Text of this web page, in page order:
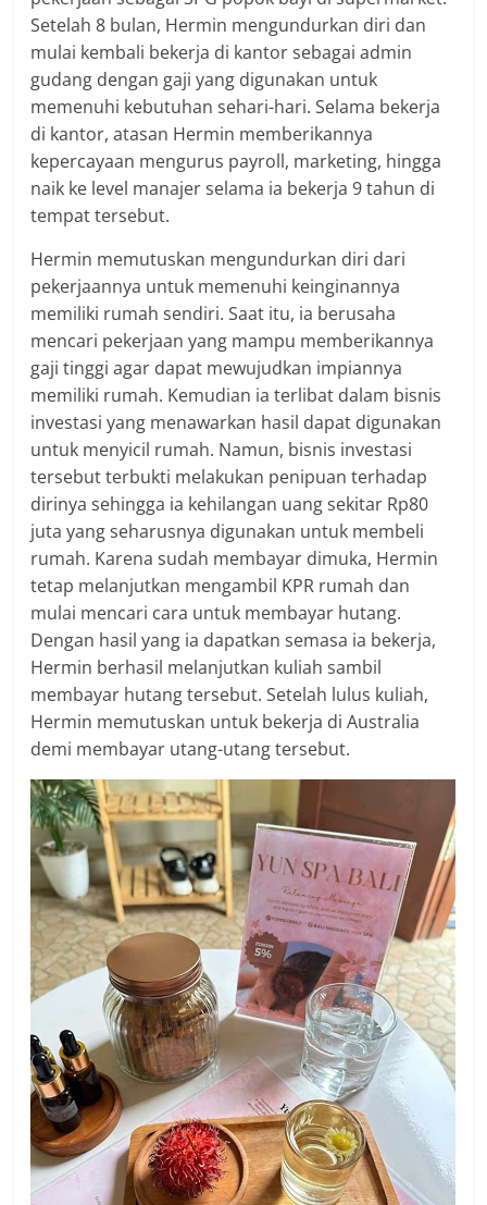
Setelah 8 bulan, Hermin mengundurkan diri dan
mulai kembali bekerja di kantor sebagai admin
gudang dengan gaji yang digunakan untuk
memenuhi kebutuhan sehari-hari. Selama bekerja
di kantor, atasan Hermin memberikannya
kepercayaan mengurus payroll, marketing, hingga
naik ke level manajer selama ia bekerja 9 tahun di
tempat tersebut.
Hermin memutuskan mengundurkan diri dari
pekerjaannya untuk memenuhi keinginannya
memiliki rumah sendiri. Saat itu, ia berusaha
mencari pekerjaan yang mampu memberikannya
gaji tinggi agar dapat mewujudkan impiannya
memiliki rumah. Kemudian ia terlibat dalam bisnis
investasi yang menawarkan hasil dapat digunakan
untuk menyicil rumah. Namun, bisnis investasi
tersebut terbukti melakukan penipuan terhadap
dirinya sehingga ia kehilangan uang sekitar Rp80
juta yang seharusnya digunakan untuk membeli
rumah. Karena sudah membayar dimuka, Hermin
tetap melanjutkan mengambil KPR rumah dan
mulai mencari cara untuk membayar hutang.
Dengan hasil yang ia dapatkan semasa ia bekerja,
Hermin berhasil melanjutkan kuliah sambil
membayar hutang tersebut. Setelah lulus kuliah,
Hermin memutuskan untuk bekerja di Australia
demi membayar utang-utang tersebut.